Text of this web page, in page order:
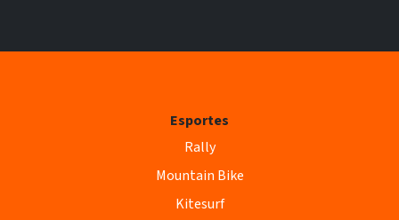
Esportes
Rally
Mountain Bike
Kitesurf